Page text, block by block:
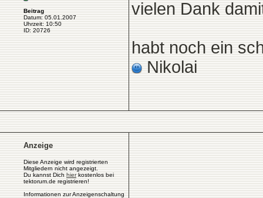
Beitrag
Datum: 05.01.2007
Uhrzeit: 10:50
ID: 20726
vielen Dank
habt noch ein
Nikolai
Anzeige
Diese Anzeige wird registrierten
Mitgliedern nicht angezeigt.
Du kannst Dich hierkostenlos bei
tektorum.de registrieren!
Informationen zur Anzeigenschaltung